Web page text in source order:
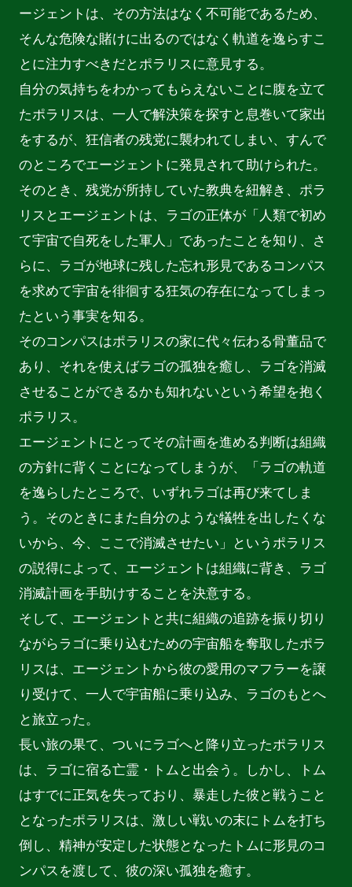
ージェントは、その方法はなく不可能であるため、
そんな危険な賭けに出るのではなく軌道を逸らすこ
とに注力すべきだとポラリスに意見する。
自分の気持ちをわかってもらえないことに腹を立て
たポラリスは、一人で解決策を探すと息巻いて家出
をするが、狂信者の残党に襲われてしまい、すんで
のところでエージェントに発見されて助けられた。
そのとき、残党が所持していた教典を紐解き、ポラ
リスとエージェントは、ラゴの正体が「人類で初め
て宇宙で自死をした軍人」であったことを知り、さ
らに、ラゴが地球に残した忘れ形見であるコンパス
を求めて宇宙を徘徊する狂気の存在になってしまっ
たという事実を知る。
そのコンパスはポラリスの家に代々伝わる骨董品で
あり、それを使えばラゴの孤独を癒し、ラゴを消滅
させることができるかも知れないという希望を抱く
ポラリス。
エージェントにとってその計画を進める判断は組織
の方針に背くことになってしまうが、「ラゴの軌道
を逸らしたところで、いずれラゴは再び来てしま
う。そのときにまた自分のような犠牲を出したくな
いから、今、ここで消滅させたい」というポラリス
の説得によって、エージェントは組織に背き、ラゴ
消滅計画を手助けすることを決意する。
そして、エージェントと共に組織の追跡を振り切り
ながらラゴに乗り込むための宇宙船を奪取したポラ
リスは、エージェントから彼の愛用のマフラーを譲
り受けて、一人で宇宙船に乗り込み、ラゴのもとへ
と旅立った。
長い旅の果て、ついにラゴへと降り立ったポラリス
は、ラゴに宿る亡霊・トムと出会う。しかし、トム
はすでに正気を失っており、暴走した彼と戦うこと
となったポラリスは、激しい戦いの末にトムを打ち
倒し、精神が安定した状態となったトムに形見のコ
ンパスを渡して、彼の深い孤独を癒す。